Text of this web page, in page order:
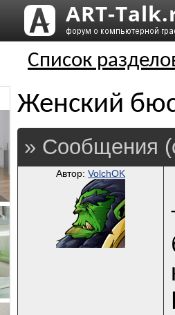
Список
Женский
» Сообщения
Автор: VolchOK